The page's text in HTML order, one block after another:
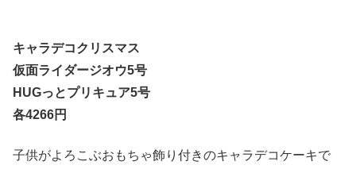
キャラデコクリスマス
仮面ライダージオウ5号
HUGっとプリキュア5号
各4266円
子供がよろこぶおもちゃ飾り付きのキャラデコケーキで